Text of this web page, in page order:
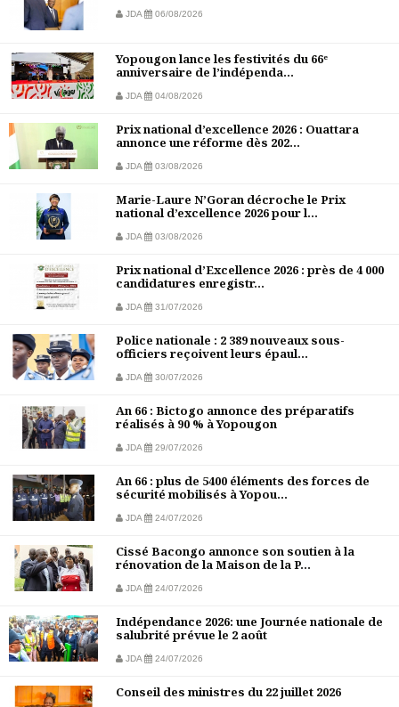
JDA 06/08/2026
Yopougon lance les festivités du 66ᵉ
anniversaire de l’indépenda...
JDA 04/08/2026
Prix national d’excellence 2026 : Ouattara
annonce une réforme dès 202...
JDA 03/08/2026
Marie-Laure N’Goran décroche le Prix
national d’excellence 2026 pour l...
JDA 03/08/2026
Prix national d’Excellence 2026 : près de 4 000
candidatures enregistr...
JDA 31/07/2026
Police nationale : 2 389 nouveaux sous-
officiers reçoivent leurs épaul...
JDA 30/07/2026
An 66 : Bictogo annonce des préparatifs
réalisés à 90 % à Yopougon
JDA 29/07/2026
An 66 : plus de 5400 éléments des forces de
sécurité mobilisés à Yopou...
JDA 24/07/2026
Cissé Bacongo annonce son soutien à la
rénovation de la Maison de la P...
JDA 24/07/2026
Indépendance 2026: une Journée nationale de
salubrité prévue le 2 août
JDA 24/07/2026
Conseil des ministres du 22 juillet 2026